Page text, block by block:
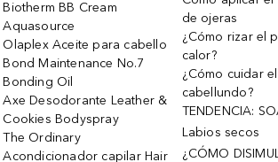
Biotherm BB Cream
Aquasource
Olaplex Aceite para cabello
Bond Maintenance No.7
Bonding Oil
Axe Desodorante Leather &
Cookies Bodyspray
The Ordinary
Acondicionador capilar Hair
de ojeras
¿Cómo rizar el
calor?
¿Cómo cuidar
cabellundo?
TENDENCIA:
Labios secos
¿CÓMO